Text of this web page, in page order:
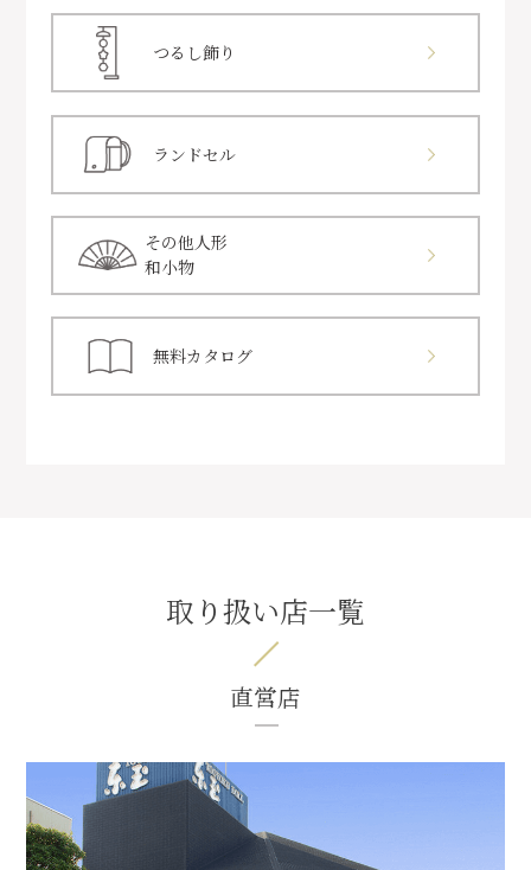
つるし飾り
ランドセル
その他人形
和小物
無料カタログ
取り扱い店一覧
直営店